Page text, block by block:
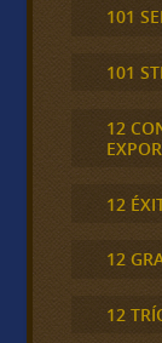
101
101
12
12
12
12